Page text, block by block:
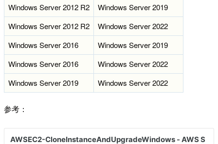
Windows Server 2012 R2
Windows Server 2019
Windows Server 2012 R2
Windows Server 2022
Windows Server 2016
Windows Server 2019
Windows Server 2016
Windows Server 2022
Windows Server 2019
Windows Server 2022
参考：